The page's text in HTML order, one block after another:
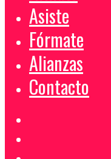
Asiste
Fórmate
Alianzas
Contacto